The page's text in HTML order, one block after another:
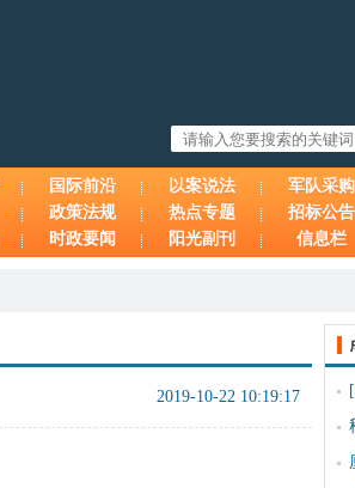
国际前沿 以案说法 军队采购
政策法规 热点专题 招标公告
时政要闻 阳光副刊 信息栏
2019-10-22 10:19:17